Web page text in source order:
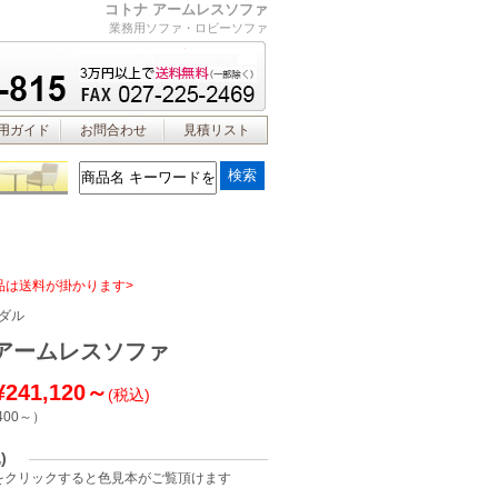
コトナ アームレスソファ
業務用ソファ・ロビーソファ
ガイド お問合わせ 見積リスト
は送料が掛かります>
ル
ームレスソファ
～(税込)
～ ）
クリックすると色見本がご覧頂けます